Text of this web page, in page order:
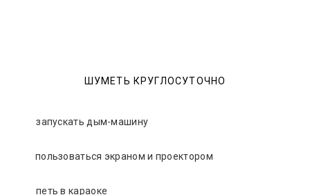
ШУМЕТЬ КРУГЛОСУТОЧНО
запускать дым-машину
пользоваться экраном и проектором
петь в караоке